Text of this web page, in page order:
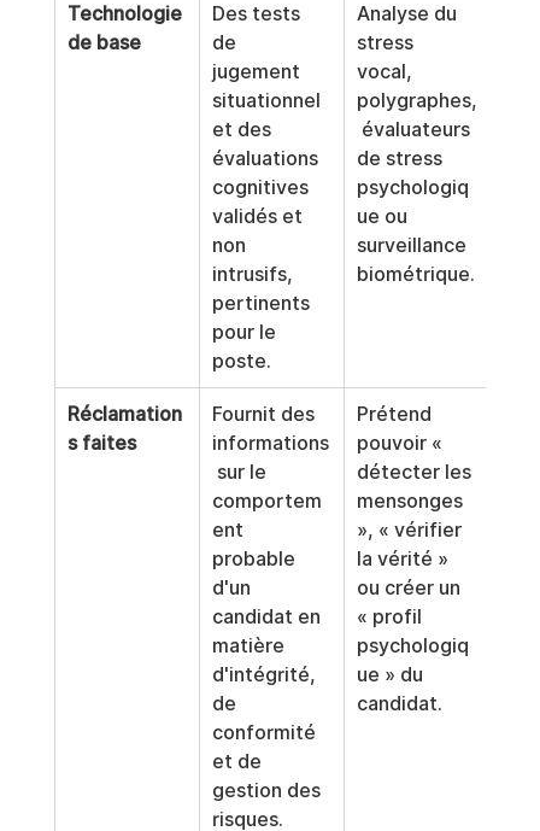
Technologie
de base
Des tests
de
jugement
situationnel
et des
évaluations
cognitives
validés et
non
intrusifs,
pertinents
pour le
poste.
Analyse du
stress
vocal,
polygraphes,
évaluateurs
de stress
psychologiq
ue ou
surveillance
biométrique.
Réclamation
s faites
Fournit des
informations
sur le
comportem
ent
probable
d'un
candidat en
matière
d'intégrité,
de
conformité
et de
gestion des
risques.
Prétend
pouvoir «
détecter les
mensonges
», « vérifier
la vérité »
ou créer un
« profil
psychologiq
ue » du
candidat.